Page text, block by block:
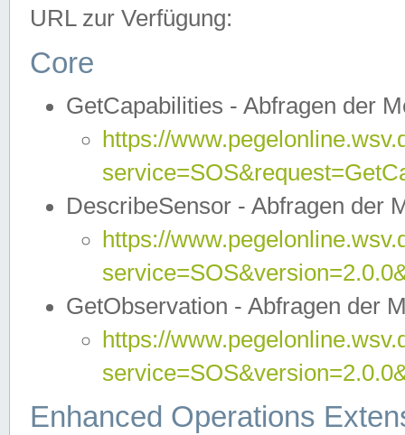
URL zur Verfügung:
Core
GetCapabilities - Abfragen der
https://
DescribeSensor - Abfragen der
https://
GetObservation - Abfragen der
https://
Enhanced Operations